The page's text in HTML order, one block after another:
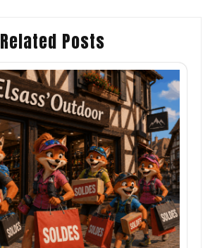
Related Posts